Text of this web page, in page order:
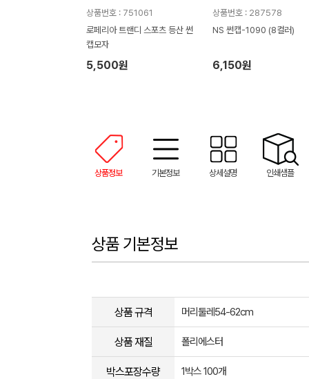
상품번호 : 751061
로페리아 트랜디 스포츠 등산 썬
캡모자
5,500원
상품번호 : 287578
NS 썬캡-1090 (8컬러)
6,150원
상품정보 기본정보 상세설명 인쇄샘플
상품 기본정보
상품 규격 머리둘레54-62cm
상품 재질 폴리에스터
박스포장수량 1박스 100개